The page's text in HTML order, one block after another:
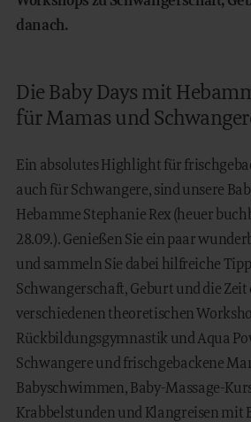
danach.
Die Baby Days mit
für Mamas und
Ein absolutes Highlight für
auch für Schwangere, sind unsere
Hebamme Stephanie Rex (heuer
28.09.). Genießen Sie ein paar
und sammeln Sie dabei hilfreiche
Schwangerschaft, Geburt und die Zeit
verschiedenen theoretischen
Rückbildungsgymnastik und Aqua
Schwangere und frischgebackene
Babyschwimmen, Baby-Massage-
Krabbelstunden und Klangreisen mit